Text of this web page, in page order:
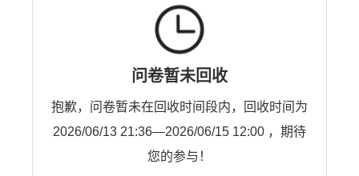
问卷暂未回收
抱歉，问卷暂未在回收时间段内，回收时间为
2026/06/13 21:36—2026/06/15 12:00 ，期待
您的参与！